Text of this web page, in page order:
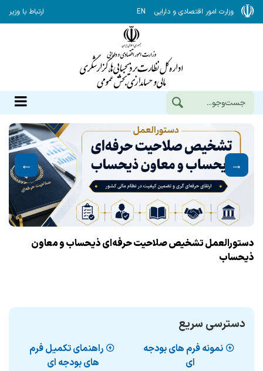
وزارت امور اقتصادی و دارایی EN ارتباط با وزیر
دستورالعمل تشخیص صلاحیت حرفه‌ای ذیحساب و معاون
ذیحساب
دسترسی سریع
نمونه فرم های بودجه
ای
راهنماي تكميل فرم
هاي بودجه اي